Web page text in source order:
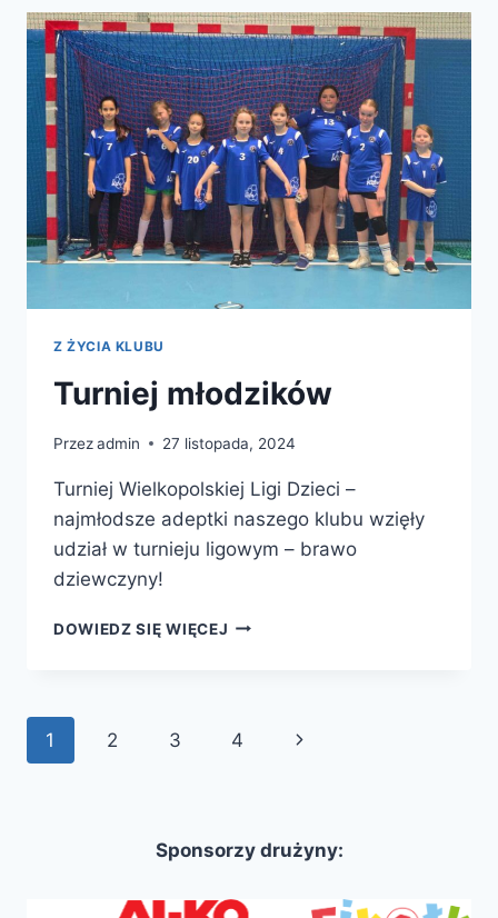
Z ŻYCIA KLUBU
Turniej młodzików
Przezadmin 27 listopada, 2024
Turniej Wielkopolskiej Ligi Dzieci –
najmłodsze adeptki naszego klubu wzięły
udział w turnieju ligowym – brawo
dziewczyny!
DOWIEDZ SIĘ WIĘCEJ TURNIEJ
Nawigacja
1 2 3 4
Następna
Sponsorzy drużyny: